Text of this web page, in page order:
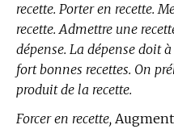
recette. Porter en recette.
recette. Admettre une
dépense. La dépense doit
fort bonnes recettes. On
produit de la recette.
Forcer en recette,